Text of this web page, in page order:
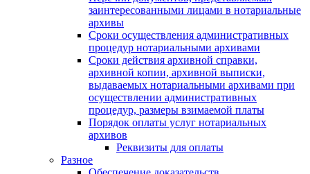
заинтересованными лицами в нотариальные
архивы
Сроки осуществления административных
процедур нотариальными архивами
Сроки действия архивной справки,
архивной копии, архивной выписки,
выдаваемых нотариальными архивами при
осуществлении административных
процедур, размеры взимаемой платы
Порядок оплаты услуг нотариальных
архивов
Реквизиты для оплаты
Разное